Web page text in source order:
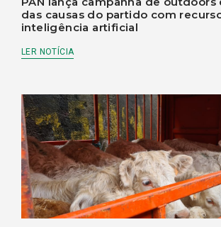
das causas do partido com
inteligência artificial
LER NOTÍCIA